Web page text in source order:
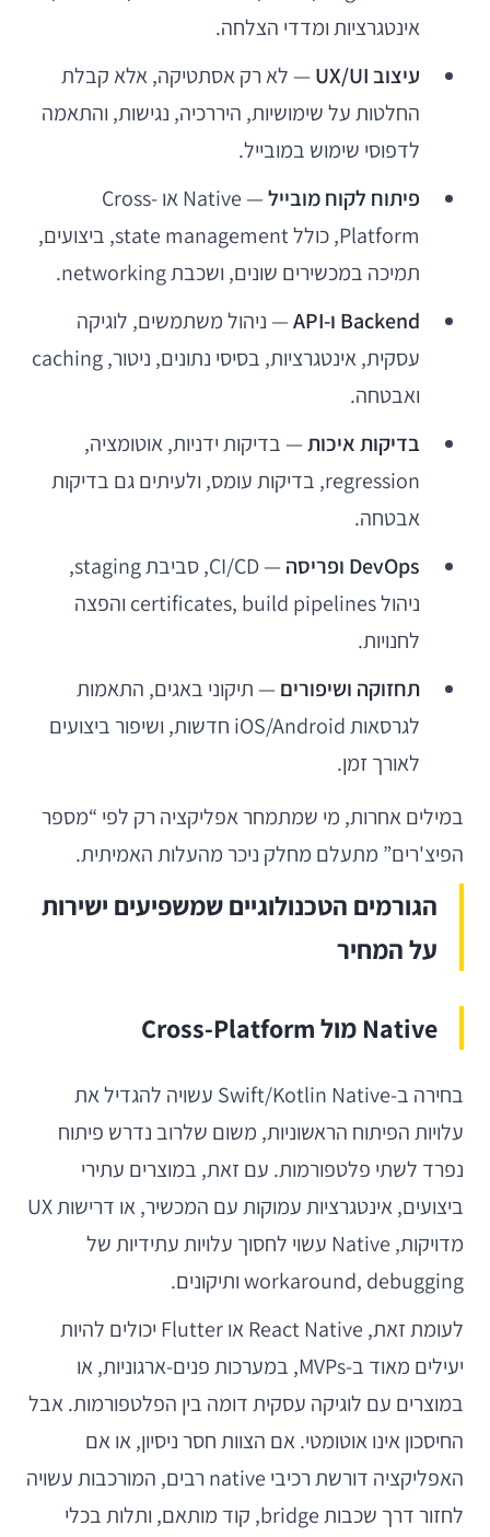
אינטגרציות ומדדי הצלחה.
עיצוב UX/UI
— לא רק אסתטיקה, אלא קבלת
החלטות על שימושיות, היררכיה, נגישות, והתאמה
לדפוסי שימוש במובייל.
פיתוח לקוח מובייל
— Native או Cross-
Platform, כולל state management, ביצועים,
תמיכה במכשירים שונים, ושכבת networking.
Backend ו-API
— ניהול משתמשים, לוגיקה
עסקית, אינטגרציות, בסיסי נתונים, ניטור, caching
ואבטחה.
בדיקות איכות— בדיקות ידניות, אוטומציה,
regression, בדיקות עומס, ולעיתים גם בדיקות
אבטחה.
DevOps ופריסה
— CI/CD, סביבת staging,
ניהול certificates, build pipelines והפצה
לחנויות.
תחזוקה ושיפורים — תיקוני באגים, התאמות
לגרסאות iOS/Android חדשות, ושיפור ביצועים
לאורך זמן.
במילים אחרות, מי שמתמחר אפליקציה רק לפי “מספר
הפיצ'רים” מתעלם מחלק ניכר מהעלות האמיתית.
הגורמים הטכנולוגיים שמשפיעים ישירות
על המחיר
Native מול Cross-Platform
בחירה ב-Swift/Kotlin Native עשויה להגדיל את
עלויות הפיתוח הראשוניות, משום שלרוב נדרש פיתוח
נפרד לשתי פלטפורמות. עם זאת, במוצרים עתירי
ביצועים, אינטגרציות עמוקות עם המכשיר, או דרישות UX
מדויקות, Native עשוי לחסוך עלויות עתידיות של
workaround, debugging ותיקונים.
לעומת זאת, React Native או Flutter יכולים להיות
יעילים מאוד ב-MVPs, במערכות פנים-ארגוניות, או
במוצרים עם לוגיקה עסקית דומה בין הפלטפורמות. אבל
החיסכון אינו אוטומטי. אם הצוות חסר ניסיון, או אם
האפליקציה דורשת רכיבי native רבים, המורכבות עשויה
לחזור דרך שכבות bridge, קוד מותאם, ותלות בכלי